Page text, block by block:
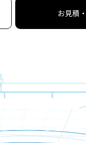
お見積